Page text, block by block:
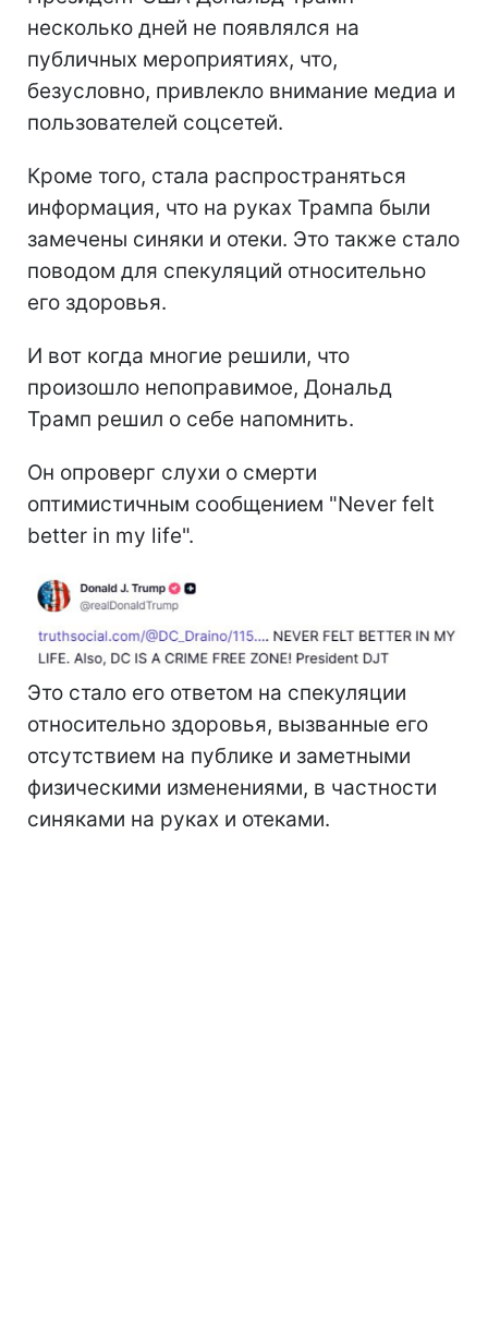
несколько дней не появлялся на
публичных мероприятиях, что,
безусловно, привлекло внимание медиа и
пользователей соцсетей.
Кроме того, стала распространяться
информация, что на руках Трампа были
замечены синяки и отеки. Это также стало
поводом для спекуляций относительно
его здоровья.
И вот когда многие решили, что
произошло непоправимое, Дональд
Трамп решил о себе напомнить.
Он опроверг слухи о смерти
оптимистичным сообщением "Never felt
better in my life".
Это стало его ответом на спекуляции
относительно здоровья, вызванные его
отсутствием на публике и заметными
физическими изменениями, в частности
синяками на руках и отеками.